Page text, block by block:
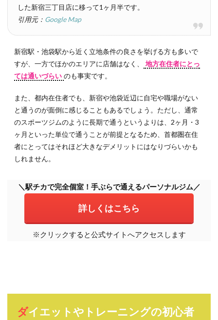
した新宿三丁目店に移って1ヶ月半です。
引用元： Google Map
新宿駅・池袋駅から近く立地条件の良さを挙げる方も多いで
すが、一方でほかのエリアに店舗はなく、
地方在住者にとっ
ては通いづらい のも事実です。
また、都内在住者でも、新宿や池袋近辺に自宅や職場がない
と通うのが面倒に感じることもあるでしょう。ただし、通常
のスポーツジムのように長期で通うというよりは、2ヶ月・3
ヶ月といった単位で通うことが前提となるため、首都圏在住
者にとってはそれほど大きなデメリットにはなりづらいかも
しれません。
＼駅チカで完全個室！手ぶらで通えるパーソナルジム／
詳しくはこちら
※クリックすると公式サイトへアクセスします
ダイエットやトレーニングの初心者